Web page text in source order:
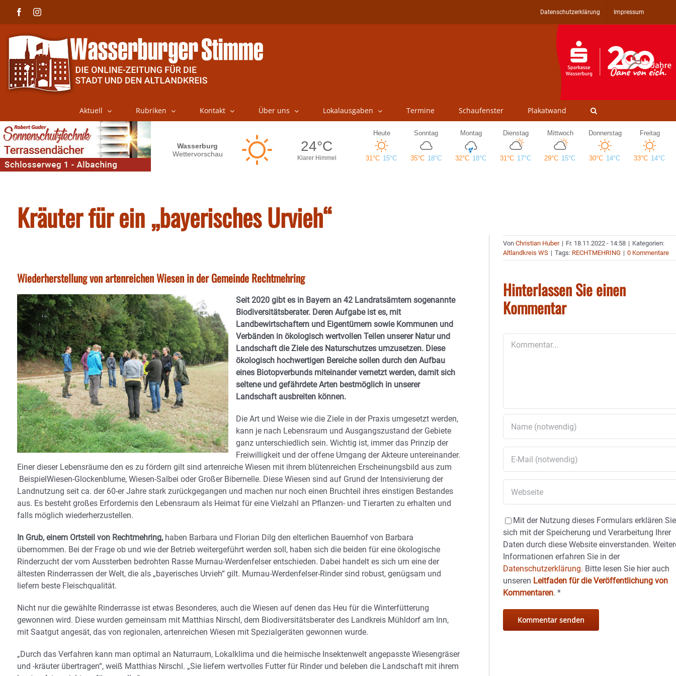
FacebookInstagram Datenschutzerklärung Impressum
Aktuell Rubriken Kontakt Über uns Lokalausgaben Termine Schaufenster Plakatwand
Kräuter für ein „bayerisches Urvieh“
Wiederherstellung von artenreichen Wiesen in der Gemeinde Rechtmehring
Seit 2020 gibt es in Bayern an 42 Landratsämtern sogenannte
Biodiversitätsberater. Deren Aufgabe ist es, mit
Landbewirtschaftern und Eigentümern sowie Kommunen und
Verbänden in ökologisch wertvollen Teilen unserer Natur und
Landschaft die Ziele des Naturschutzes umzusetzen. Diese
ökologisch hochwertigen Bereiche sollen durch den Aufbau
eines Biotopverbunds miteinander vernetzt werden, damit sich
seltene und gefährdete Arten bestmöglich in unserer
Landschaft ausbreiten können.
Die Art und Weise wie die Ziele in der Praxis umgesetzt werden,
kann je nach Lebensraum und Ausgangszustand der Gebiete
ganz unterschiedlich sein. Wichtig ist, immer das Prinzip der
Freiwilligkeit und der offene Umgang der Akteure untereinander.
Einer dieser Lebensräume den es zu fördern gilt sind artenreiche Wiesen mit ihrem blütenreichen Erscheinungsbild aus zum
BeispielWiesen-Glockenblume, Wiesen-Salbei oder Großer Bibernelle. Diese Wiesen sind auf Grund der Intensivierung der
Landnutzung seit ca. der 60-er Jahre stark zurückgegangen und machen nur noch einen Bruchteil ihres einstigen Bestandes
aus. Es besteht großes Erfordernis den Lebensraum als Heimat für eine Vielzahl an Pflanzen- und Tierarten zu erhalten und
falls möglich wiederherzustellen.
In Grub, einem Ortsteil von Rechtmehring, haben Barbara und Florian Dilg den elterlichen Bauernhof von Barbara
übernommen. Bei der Frage ob und wie der Betrieb weitergeführt werden soll, haben sich die beiden für eine ökologische
Rinderzucht der vom Aussterben bedrohten Rasse Murnau-Werdenfelser entschieden. Dabei handelt es sich um eine der
ältesten Rinderrassen der Welt, die als „bayerisches Urvieh“ gilt. Murnau-Werdenfelser-Rinder sind robust, genügsam und
liefern beste Fleischqualität.
Nicht nur die gewählte Rinderrasse ist etwas Besonderes, auch die Wiesen auf denen das Heu für die Winterfütterung
gewonnen wird. Diese wurden gemeinsam mit Matthias Nirschl, dem Biodiversitätsberater des Landkreis Mühldorf am Inn,
mit Saatgut angesät, das von regionalen, artenreichen Wiesen mit Spezialgeräten gewonnen wurde.
„Durch das Verfahren kann man optimal an Naturraum, Lokalklima und die heimische Insektenwelt angepasste Wiesengräser
und -kräuter übertragen“, weiß Matthias Nirschl. „Sie liefern wertvolles Futter für Rinder und beleben die Landschaft mit ihrem
VonChristian Huber | Fr. 18.11.2022 - 14:58 | Kategorien:
Altlandkreis WS | Tags: RECHTMEHRING | 0 Kommentare
Hinterlassen Sie einen
Kommentar
Mit der Nutzung dieses Formulars erklären Sie
sich mit der Speicherung und Verarbeitung Ihrer
Daten durch diese Website einverstanden.
Informationen erfahren Sie in der
Datenschutzerklärung. Bitte lesen Sie hier auch
unseren Leitfaden für die Veröffentlichung von
Kommentaren.*